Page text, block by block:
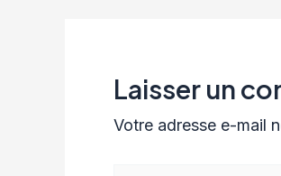
Laisser un
Votre adresse e-mail